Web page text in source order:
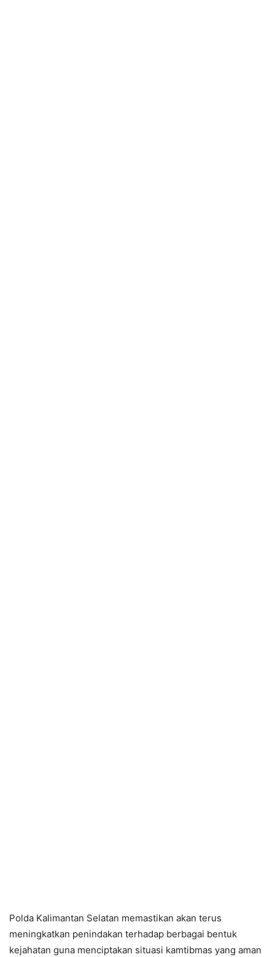
Polda Kalimantan Selatan memastikan akan terus
meningkatkan penindakan terhadap berbagai bentuk
kejahatan guna menciptakan situasi kamtibmas yang aman